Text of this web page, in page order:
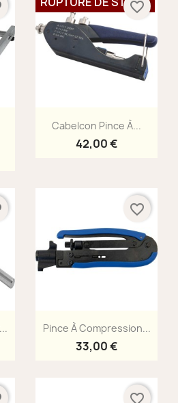
Aperçu rapide
Cabelcon Pince À...
42,00 €
favorite_border
Aperçu rapide
Pince À Compression...
33,00 €
favorite_border
favorite_border